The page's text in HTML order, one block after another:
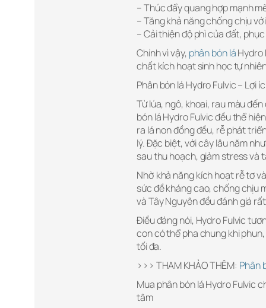
– Thúc đẩy quang hợp mạnh
– Tăng khả năng chống chịu
– Cải thiện độ phì của đất,
Chính vì vậy, phân bón láHydro
chất kích hoạt sinh học tự
Phân bón lá Hydro Fulvic – Lợi
Từ lúa, ngô, khoai, rau màu
bón lá Hydro Fulvic đều thể
ra lá non đồng đều, rễ phát
lý. Đặc biệt, với cây lâu năm
sau thu hoạch, giảm stress và
Nhờ khả năng kích hoạt rễ tơ
sức đề kháng cao, chống chịu
và Tây Nguyên đều đánh giá
Điều đáng nói, Hydro Fulvic
con có thể pha chung khi
tối đa.
>>> THAM KHẢO THÊM: Phân
Mua phân bón lá Hydro Fulvic
tâm